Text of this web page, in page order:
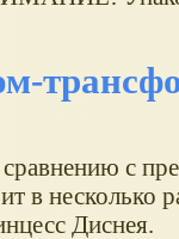
с
в несколько
Диснея.